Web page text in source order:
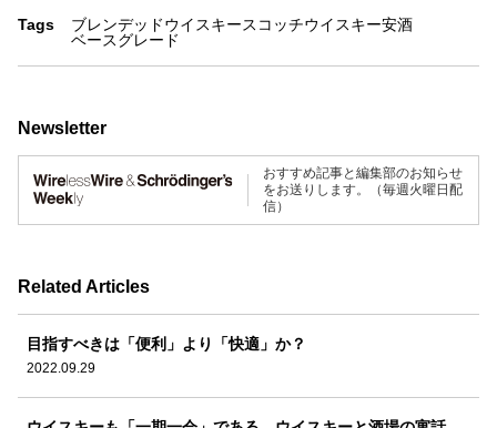
Tags ブレンデッドウイスキースコッチウイスキー安酒
ベースグレード
Newsletter
おすすめ記事と編集部のお知らせ
をお送りします。（毎週火曜日配
信）
Related Articles
目指すべきは「便利」より「快適」か？
2022.09.29